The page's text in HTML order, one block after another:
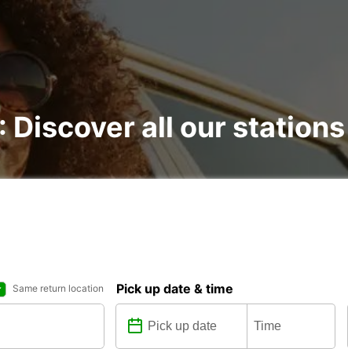
Discover all our stations
Same return location Pick up date & time